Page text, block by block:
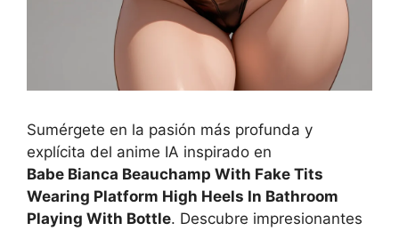
Sumérgete en la pasión más profunda y
explícita del anime IA inspirado en
Babe Bianca Beauchamp With Fake Tits
Wearing Platform High Heels In Bathroom
Playing With Bottle. Descubre impresionantes